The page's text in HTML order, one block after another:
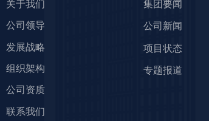
关于我们
公司领导
发展战略
组织架构
公司资质
联系我们
集团要闻
公司新闻
项目状态
专题报道